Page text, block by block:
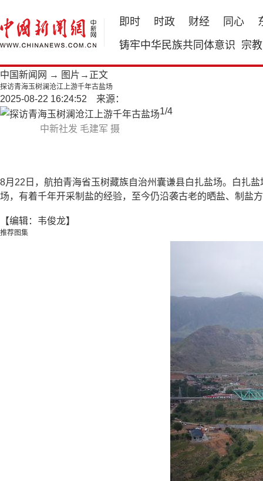
即时 时政 财经 同心
铸牢中华民族共同体意识 宗教
中国新闻网 → 图片 →正文
探访青海玉树澜沧江上游千年古盐场
2025-08-22 16:24:52 来源：
中新社发 毛建军 摄
1/4
8月22日，航拍青海省玉树藏族自治州囊谦县白扎盐场。白扎
场，有着千年开采制盐的经验，至今仍沿袭古老的晒盐、制盐
【编辑：韦俊龙】
推荐图集